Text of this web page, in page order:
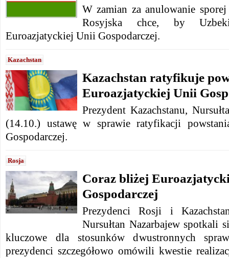
W zamian za anulowanie sporej
Rosyjska chce, by
Euroazjatyckiej Unii Gospodarczej.
Kazachstan
Kazachstan ratyfikuje
Euroazjatyckiej Unii
Prezydent Kazachstanu,
(14.10.) ustawę w sprawie ratyfikacji
Gospodarczej.
Rosja
Coraz bliżej
Gospodarczej
Prezydenci Rosji i
Nursułtan Nazarbajew spotkali
kluczowe dla stosunków dwustronnych
prezydenci szczegółowo omówili kwestie